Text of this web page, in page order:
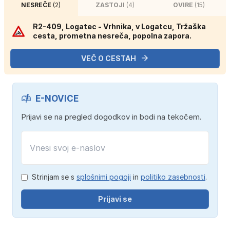
NESREČE(2) ZASTOJI (4) OVIRE (15)
R2-409, Logatec - Vrhnika, v Logatcu, Tržaška
cesta, prometna nesreča, popolna zapora.
VEČ O CESTAH
E-NOVICE
Prijavi se na pregled dogodkov in bodi na tekočem.
Strinjam se s splošnimi pogoji in politiko zasebnosti.
Prijavi se